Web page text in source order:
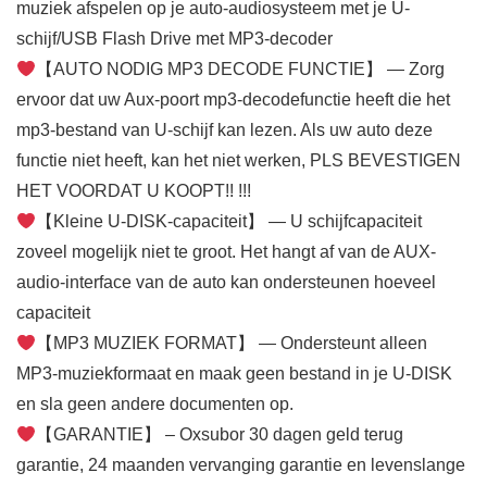
muziek afspelen op je auto-audiosysteem met je U-
schijf/USB Flash Drive met MP3-decoder
【AUTO NODIG MP3 DECODE FUNCTIE】 — Zorg
ervoor dat uw Aux-poort mp3-decodefunctie heeft die het
mp3-bestand van U-schijf kan lezen. Als uw auto deze
functie niet heeft, kan het niet werken, PLS BEVESTIGEN
HET VOORDAT U KOOPT!! !!!
【Kleine U-DISK-capaciteit】 — U schijfcapaciteit
zoveel mogelijk niet te groot. Het hangt af van de AUX-
audio-interface van de auto kan ondersteunen hoeveel
capaciteit
【MP3 MUZIEK FORMAT】 — Ondersteunt alleen
MP3-muziekformaat en maak geen bestand in je U-DISK
en sla geen andere documenten op.
【GARANTIE】 – Oxsubor 30 dagen geld terug
garantie, 24 maanden vervanging garantie en levenslange